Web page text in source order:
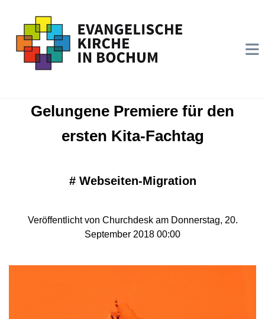
Gelungene Premiere für den
ersten Kita-Fachtag
# Webseiten-Migration
Veröffentlicht von Churchdesk am Donnerstag, 20.
September 2018 00:00